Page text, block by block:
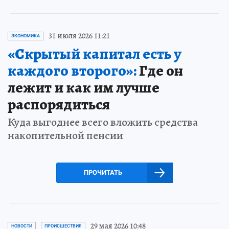
ЭКОНОМИКА 31 июля 2026 11:21
«Скрытый капитал есть у
каждого второго»:Где он
лежит и как им лучше
распорядиться
Куда выгоднее всего вложить средства
накопительной пенсии
ПРОЧИТАТЬ
НОВОСТИ ПРОИСШЕСТВИЯ 29 мая 2026 10:48